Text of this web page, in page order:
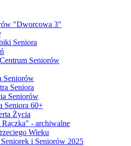
"Dworcowa 3"
Seniora
Seniorów
Seniorów
Seniora
Seniorów
Seniora 60+
Życia
Rączka" - archiwalne
Wieku
i Seniorów 2025